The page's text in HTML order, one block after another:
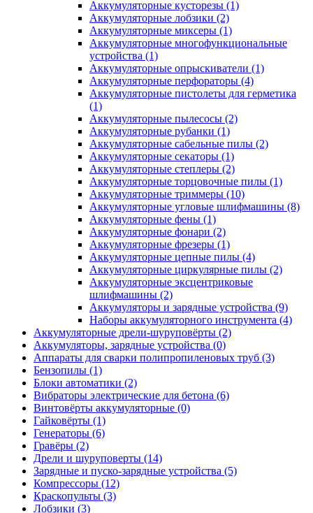
Аккумуляторные кусторезы (1)
Аккумуляторные лобзики (2)
Аккумуляторные миксеры (1)
Аккумуляторные многофункциональные
устройства (1)
Аккумуляторные опрыскиватели (1)
Аккумуляторные перфораторы (4)
Аккумуляторные пистолеты для герметика
(1)
Аккумуляторные пылесосы (2)
Аккумуляторные рубанки (1)
Аккумуляторные сабельные пилы (2)
Аккумуляторные секаторы (1)
Аккумуляторные степлеры (2)
Аккумуляторные торцовочные пилы (1)
Аккумуляторные триммеры (10)
Аккумуляторные угловые шлифмашины (8)
Аккумуляторные фены (1)
Аккумуляторные фонари (2)
Аккумуляторные фрезеры (1)
Аккумуляторные цепные пилы (4)
Аккумуляторные циркулярные пилы (2)
Аккумуляторные эксцентриковые
шлифмашины (2)
Аккумуляторы и зарядные устройства (9)
Наборы аккумуляторного инструмента (4)
Аккумуляторные дрели-шуруповёрты (2)
Аккумуляторы, зарядные устройства (0)
Аппараты для сварки полипропиленовых труб (3)
Бензопилы (1)
Блоки автоматики (2)
Вибраторы электрические для бетона (6)
Винтовёрты аккумуляторные (0)
Гайковёрты (1)
Генераторы (6)
Гравёры (2)
Дрели и шуруповерты (14)
Зарядные и пуско-зарядные устройства (5)
Компрессоры (12)
Краскопульты (3)
Лобзики (3)